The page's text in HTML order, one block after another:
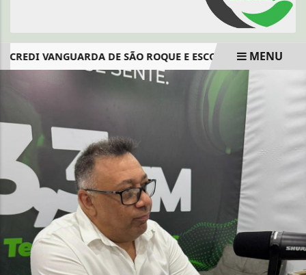
VANGUARDA DE SÃO ROQUE E ESCOLA JOÃO PESSOA
MENU